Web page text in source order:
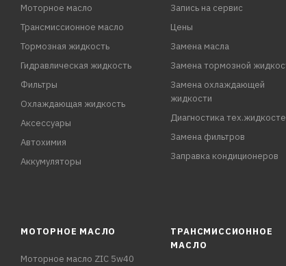
Моторное масло
Трансмиссионное масло
Тормозная жидкость
Гидравлическая жидкость
Фильтры
Охлаждающая жидкость
Аксессуары
Автохимия
Аккумуляторы
Запись на сервис
Цены
Замена масла
Замена тормозной
Замена охлаждающей
жидкости
Диагностика
Замена фильтров
Заправка кондиционеров
МОТОРНОЕ МАСЛО
Моторное масло ZIC 5w40
ТРАНСМИССИОННОЕ
МАСЛО